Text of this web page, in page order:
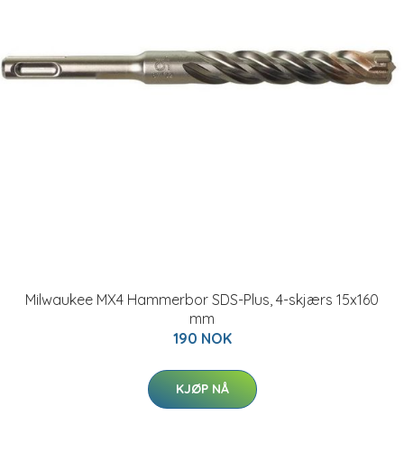
Milwaukee MX4 Hammerbor SDS-Plus, 4-skjærs 15x160
mm
190 NOK
KJØP NÅ